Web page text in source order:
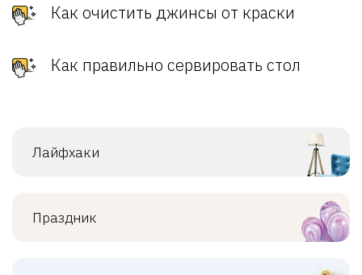
Как очистить джинсы от краски
Как правильно сервировать стол
Лайфхаки
Праздник